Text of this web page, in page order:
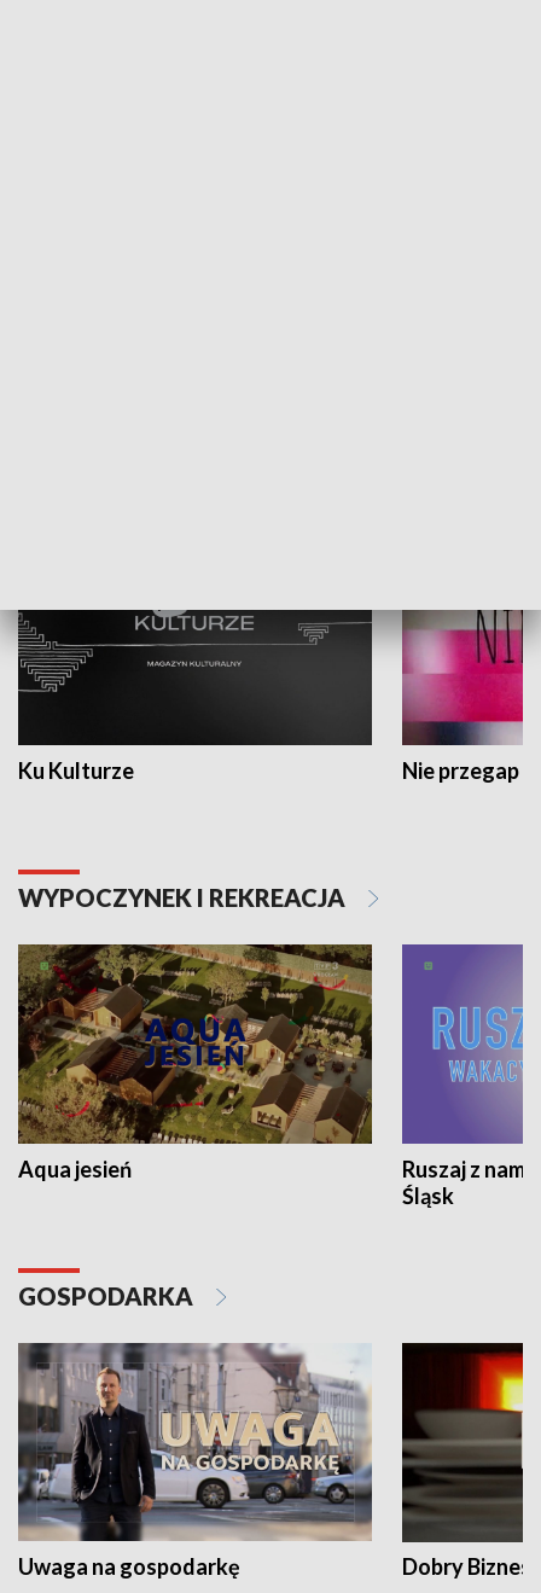
Ku Kulturze Nie przegap
WYPOCZYNEK I REKREACJA
Aqua jesień
Ruszaj z
Śląsk
GOSPODARKA
Uwaga na gospodarkę Dobry Biznes